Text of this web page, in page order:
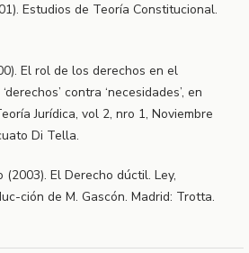
Estudios de Teoría Constitucional.
El rol de los derechos en el
contra ‘necesidades’, en
Jurídica, vol 2, nro 1, Noviembre
Di Tella.
(2003). El Derecho dúctil. Ley,
ción de M. Gascón. Madrid: Trotta.